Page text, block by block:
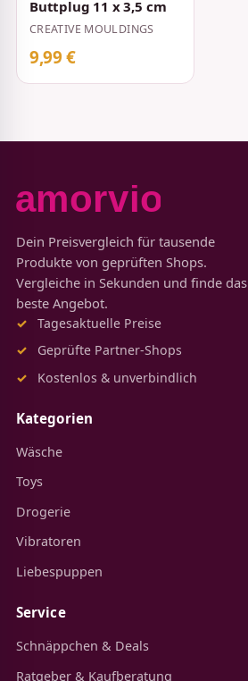
Buttplug 11 x 3,5 cm
CREATIVE MOULDINGS
9,99 €
Dein Preisvergleich für tausende
Produkte von geprüften Shops.
Vergleiche in Sekunden und finde das
beste Angebot.
Tagesaktuelle Preise
Geprüfte Partner-Shops
Kostenlos & unverbindlich
Kategorien
Wäsche
Toys
Drogerie
Vibratoren
Liebespuppen
Service
Schnäppchen & Deals
Ratgeber & Kaufberatung